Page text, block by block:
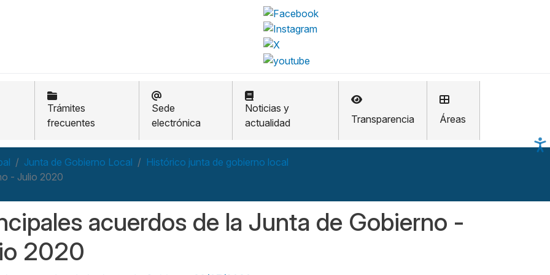
Trámites
frecuentes
Sede
electrónica
Noticias y
actualidad
Transparencia Áreas
Junta de Gobierno Local
Histórico junta de gobierno local
- Julio 2020
acuerdos de la Junta de Gobierno -
2020